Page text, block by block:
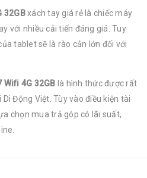
32GBxách tay giá rẻ là chiếc máy
với nhiều cải tiến đáng giá. Tuy
tablet sẽ là rào cản lớn đối với
Wifi 4G 32GB là hình thức được rất
Động Việt. Tùy vào điều kiện tài
chọn mua trả góp có lãi suất,